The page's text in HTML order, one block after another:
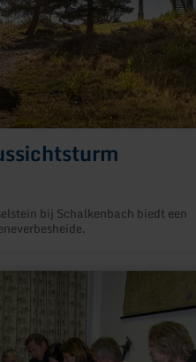
bij Schalkenbach biedt een